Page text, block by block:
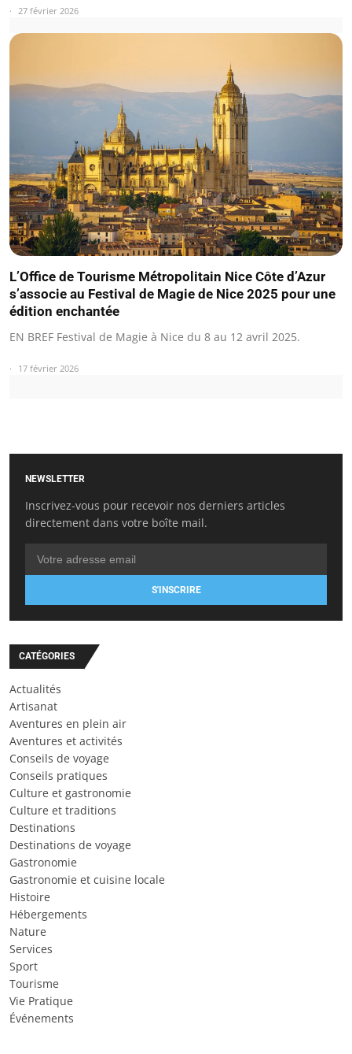
27 février 2026
L’Office de Tourisme Métropolitain Nice Côte d’Azur
s’associe au Festival de Magie de Nice 2025 pour une
édition enchantée
EN BREF Festival de Magie à Nice du 8 au 12 avril 2025.
17 février 2026
NEWSLETTER
Inscrivez-vous pour recevoir nos derniers articles
directement dans votre boîte mail.
S'INSCRIRE
CATÉGORIES
Actualités
Artisanat
Aventures en plein air
Aventures et activités
Conseils de voyage
Conseils pratiques
Culture et gastronomie
Culture et traditions
Destinations
Destinations de voyage
Gastronomie
Gastronomie et cuisine locale
Histoire
Hébergements
Nature
Services
Sport
Tourisme
Vie Pratique
Événements